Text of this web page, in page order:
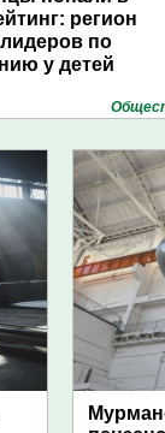
регион
по
у детей